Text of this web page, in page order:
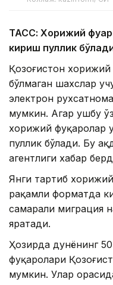
ТАСС: Хорижий
кириш пуллик
Қозоғистон
бўлмаган шахслар
электрон
мумкин. Агар ушбу
хорижий фуқаролар
пуллик бўлади. Бу
агентлиги хабар
Янги тартиб
рақамли форматда
самарали миграция
яратади.
Ҳозирда дунёнинг
фуқаролари
мумкин. Улар